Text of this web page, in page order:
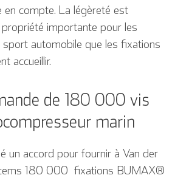
en compte. La légèreté est
importante pour les
sport automobile que les fixations
accueillir.
de 180 000 vis
marin
un accord pour fournir à Van der
180 000 fixations BUMAX®